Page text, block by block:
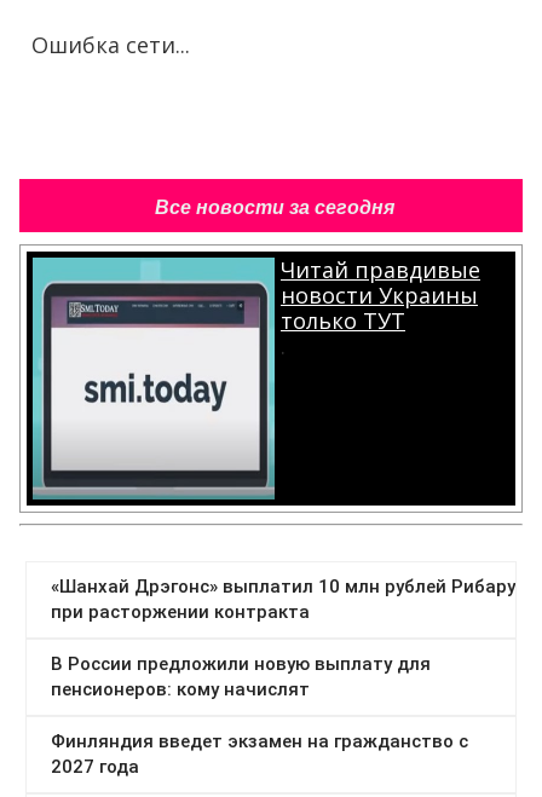
Ошибка сети...
Все новости за сегодня
Читай правдивые
новости Украины
только ТУТ
.